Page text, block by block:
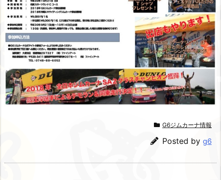
G6ジムカーナ情報
Posted by g6